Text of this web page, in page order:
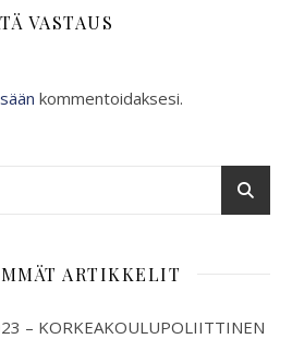
VASTAUS
kommentoidaksesi.
ARTIKKELIT
– KORKEAKOULUPOLIITTINEN